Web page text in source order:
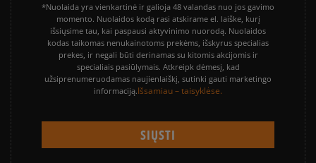
*Nuolaida yra vienkartinė ir galioja 48 valandas nuo jos gavimo
momento. Nuolaidos kodą rasi atskirame el. laiške, kurį
išsiųsime tau, kai paspausi aktyvinimo nuorodą. Nuolaidos
kodas taikomas nenukainotoms prekėms, išskyrus specialias
prekes, ir negali būti derinamas su kitomis akcijomis ir
specialiais pasiūlymais. Atkreipk dėmesį, kad
užsiprenumeruodamas naujienlaiškį, sutinki gauti marketingo
informaciją.Išsamiau – taisyklėse.